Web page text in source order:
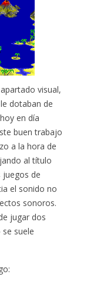
visual,
dotaban de
en día
buen trabajo
a la hora de
al título
de
el sonido no
sonoros.
jugar dos
suele